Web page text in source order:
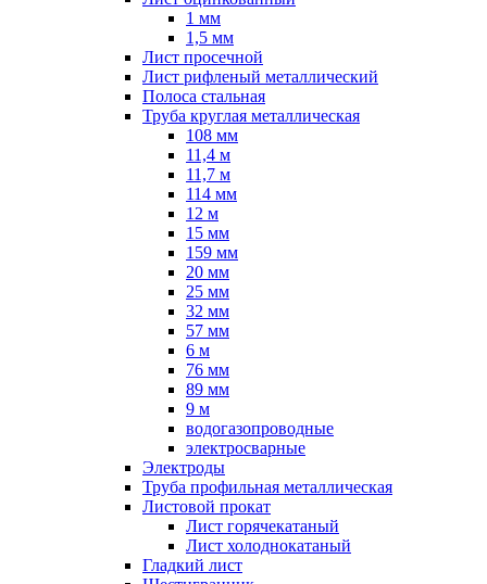
1 мм
1,5 мм
Лист просечной
Лист рифленый металлический
Полоса стальная
Труба круглая металлическая
108 мм
11,4 м
11,7 м
114 мм
12 м
15 мм
159 мм
20 мм
25 мм
32 мм
57 мм
6 м
76 мм
89 мм
9 м
водогазопроводные
электросварные
Электроды
Труба профильная металлическая
Листовой прокат
Лист горячекатаный
Лист холоднокатаный
Гладкий лист